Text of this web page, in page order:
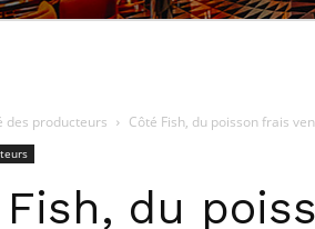
des producteurs Côté Fish, du poisson frais
du